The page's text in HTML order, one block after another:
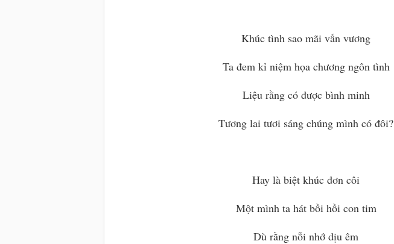
Khúc tình sao mãi vấn vương
Ta đem kỉ niệm họa chương ngôn tình
Liệu rằng có được bình minh
Tương lai tươi sáng chúng mình có đôi?
Hay là biệt khúc đơn côi
Một mình ta hát bồi hồi con tim
Dù rằng nỗi nhớ dịu êm